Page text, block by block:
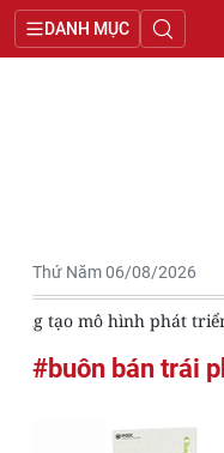
DANH MỤC
Thứ Năm 06/08/2026
Sáng tạo mô hình phát
#buôn bán trái